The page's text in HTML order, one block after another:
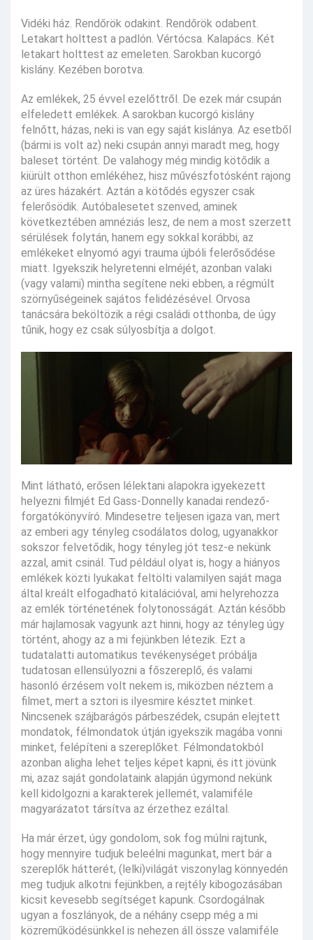
Vidéki ház. Rendőrök odakint. Rendőrök odabent.
Letakart holttest a padlón. Vértócsa. Kalapács. Két
letakart holttest az emeleten. Sarokban kucorgó
kislány. Kezében borotva.
Az emlékek, 25 évvel ezelőttről. De ezek már csupán
elfeledett emlékek. A sarokban kucorgó kislány
felnőtt, házas, neki is van egy saját kislánya. Az esetből
(bármi is volt az) neki csupán annyi maradt meg, hogy
baleset történt. De valahogy még mindig kötődik a
kiürült otthon emlékéhez, hisz művészfotósként rajong
az üres házakért. Aztán a kötődés egyszer csak
felerősödik. Autóbalesetet szenved, aminek
következtében amnéziás lesz, de nem a most szerzett
sérülések folytán, hanem egy sokkal korábbi, az
emlékeket elnyomó agyi trauma újbóli felerősődése
miatt. Igyekszik helyretenni elméjét, azonban valaki
(vagy valami) mintha segítene neki ebben, a régmúlt
szörnyűségeinek sajátos felidézésével. Orvosa
tanácsára beköltözik a régi családi otthonba, de úgy
tűnik, hogy ez csak súlyosbítja a dolgot.
Mint látható, erősen lélektani alapokra igyekezett
helyezni filmjét Ed Gass-Donnelly kanadai rendező-
forgatókönyvíró. Mindesetre teljesen igaza van, mert
az emberi agy tényleg csodálatos dolog, ugyanakkor
sokszor felvetődik, hogy tényleg jót tesz-e nekünk
azzal, amit csinál. Tud például olyat is, hogy a hiányos
emlékek közti lyukakat feltölti valamilyen saját maga
által kreált elfogadható kitalációval, ami helyrehozza
az emlék történetének folytonosságát. Aztán később
már hajlamosak vagyunk azt hinni, hogy az tényleg úgy
történt, ahogy az a mi fejünkben létezik. Ezt a
tudatalatti automatikus tevékenységet próbálja
tudatosan ellensúlyozni a főszereplő, és valami
hasonló érzésem volt nekem is, miközben néztem a
filmet, mert a sztori is ilyesmire késztet minket.
Nincsenek szájbarágós párbeszédek, csupán elejtett
mondatok, félmondatok útján igyekszik magába vonni
minket, felépíteni a szereplőket. Félmondatokból
azonban aligha lehet teljes képet kapni, és itt jövünk
mi, azaz saját gondolataink alapján úgymond nekünk
kell kidolgozni a karakterek jellemét, valamiféle
magyarázatot társítva az érzethez ezáltal.
Ha már érzet, úgy gondolom, sok fog múlni rajtunk,
hogy mennyire tudjuk beleélni magunkat, mert bár a
szereplők hátterét, (lelki)világát viszonylag könnyedén
meg tudjuk alkotni fejünkben, a rejtély kibogozásában
kicsit kevesebb segítséget kapunk. Csordogálnak
ugyan a foszlányok, de a néhány csepp még a mi
közreműködésünkkel is nehezen áll össze valamiféle